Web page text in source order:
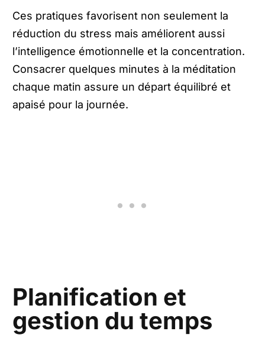
Ces pratiques favorisent non seulement la
réduction du stress mais améliorent aussi
l’intelligence émotionnelle et la concentration.
Consacrer quelques minutes à la méditation
chaque matin assure un départ équilibré et
apaisé pour la journée.
Planification et
gestion du temps